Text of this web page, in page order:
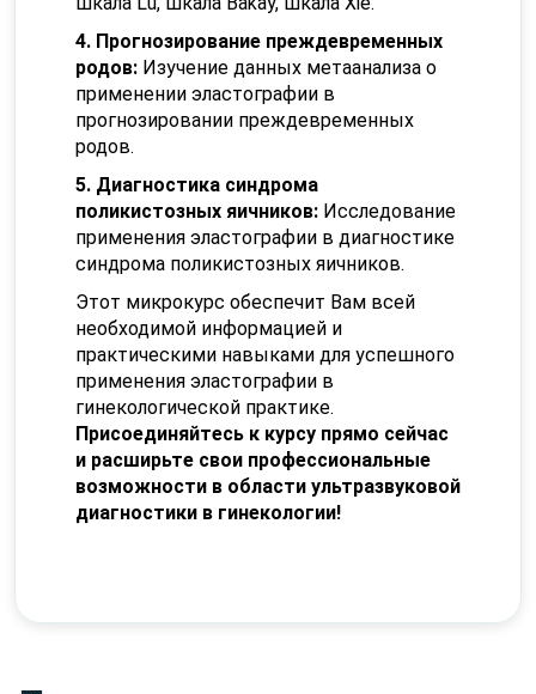
4. Прогнозирование преждевременных
родов: Изучение данных метаанализа о
применении эластографии в
прогнозировании преждевременных
родов.
5. Диагностика синдрома
поликистозных яичников: Исследование
применения эластографии в диагностике
синдрома поликистозных яичников.
Этот микрокурс обеспечит Вам всей
необходимой информацией и
практическими навыками для успешного
применения эластографии в
гинекологической практике.
Присоединяйтесь к курсу прямо сейчас
и расширьте свои профессиональные
возможности в области ультразвуковой
диагностики в гинекологии!